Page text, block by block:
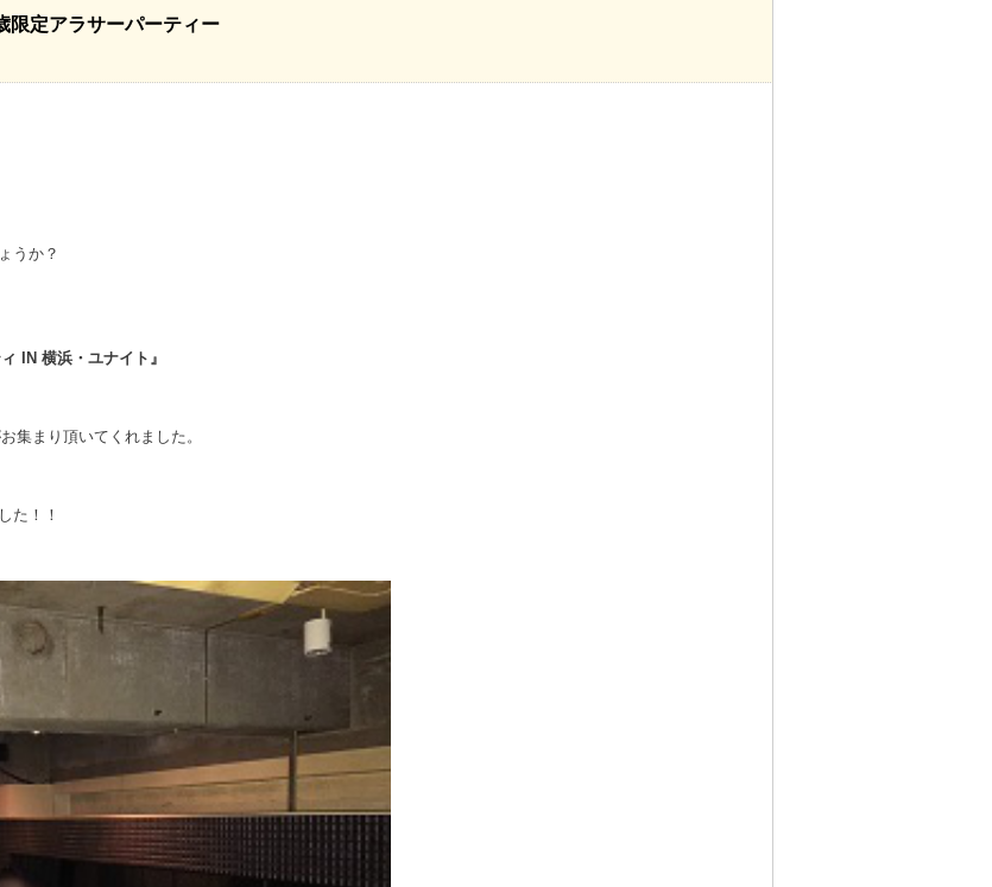
限定アラサーパーティー
うか？
IN 横浜・ユナイト』
集まり頂いてくれました。
た！！